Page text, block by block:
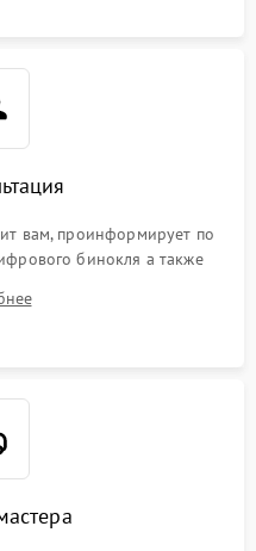
вам, проинформирует по
бинокля а также